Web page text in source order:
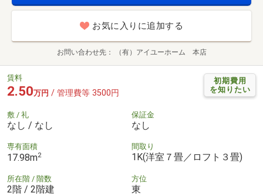
お気に入りに追加する
お問い合わせ先 （有）アイユーホーム 本店
初期費用
を知りたい
賃料
2.50万円 / 管理費等 3500円
敷 / 礼
なし / なし
保証金
なし
専有面積
17.98m2
間取り
1K(洋室７畳／ロフト３畳)
所在階 / 階数
2階 / 2階建
方位
東